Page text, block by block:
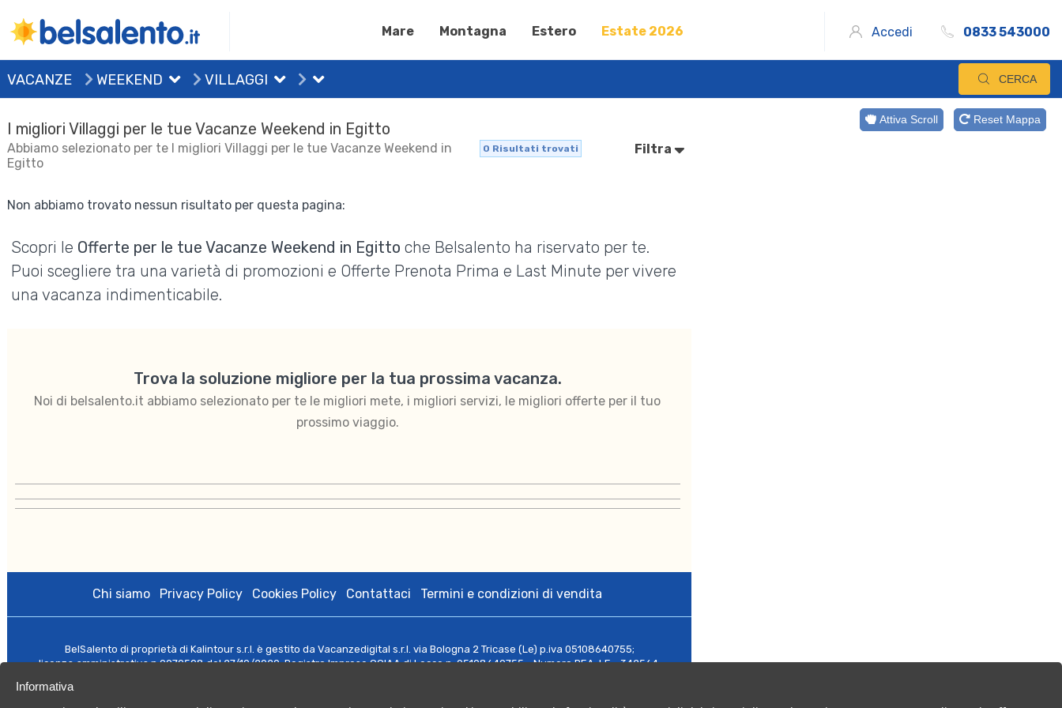
Mare Montagna Estero Estate 2026 Accedi 0833 543000
VACANZE WEEKEND VILLAGGI CERCA
I migliori Villaggi per le tue Vacanze Weekend in Egitto
Abbiamo selezionato per te I migliori Villaggi per le tue Vacanze Weekend in
Egitto
0 Risultati trovati Filtra
Non abbiamo trovato nessun risultato per questa pagina:
Scopri le Offerte per le tue Vacanze Weekend in Egitto che Belsalento ha riservato per te.
Puoi scegliere tra una varietà di promozioni e Offerte Prenota Prima e Last Minute per vivere
una vacanza indimenticabile.
Trova la soluzione migliore per la tua prossima vacanza.
Noi di belsalento.it abbiamo selezionato per te le migliori mete, i migliori servizi, le migliori offerte per il tuo
prossimo viaggio.
Chi siamo Privacy Policy Cookies Policy Contattaci Termini e condizioni di vendita
BelSalento di proprietà di Kalintour s.r.l. è gestito da Vacanzedigital s.r.l. via Bologna 2 Tricase (Le) p.iva 05108640755;
licenza amministrativa n.0079508 del 27/10/2020; Registro Imprese CCIAA di Lecce n. 05108640755 - Numero REA: LE - 342564;
Attiva Scroll Reset Mappa
Informativa